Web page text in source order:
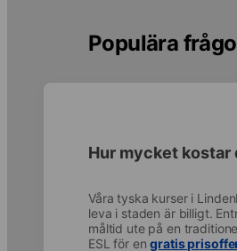
Populära
Hur mycket kostar
Våra tyska kurser i
leva i staden är billigt.
måltid ute på en
ESL för engratis